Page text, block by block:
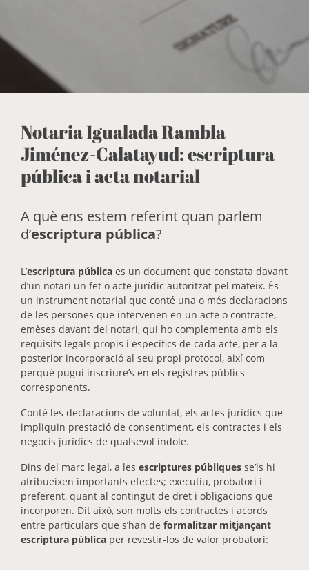
Notaria Igualada Rambla
Jiménez-Calatayud: escriptura
pública i acta notarial
A què ens estem referint quan parlem
d’escriptura pública?
L’escriptura pública es un document que constata davant
d’un notari un fet o acte jurídic autoritzat pel mateix. És
un instrument notarial que conté una o més declaracions
de les persones que intervenen en un acte o contracte,
emèses davant del notari, qui ho complementa amb els
requisits legals propis i específics de cada acte, per a la
posterior incorporació al seu propi protocol, així com
perquè pugui inscriure’s en els registres públics
corresponents.
Conté les declaracions de voluntat, els actes jurídics que
impliquin prestació de consentiment, els contractes i els
negocis jurídics de qualsevol índole.
Dins del marc legal, a les escriptures públiques se’ls hi
atribueixen importants efectes; executiu, probatori i
preferent, quant al contingut de dret i obligacions que
incorporen. Dit això, son molts els contractes i acords
entre particulars que s’han de formalitzar mitjançant
escriptura pública per revestir-los de valor probatori: